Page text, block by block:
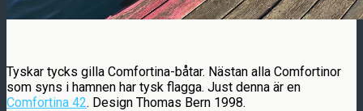
Tyskar tycks gilla Comfortina-båtar. Nästan alla Comfortinor
som syns i hamnen har tysk flagga. Just denna är en
Comfortina 42. Design Thomas Bern 1998.